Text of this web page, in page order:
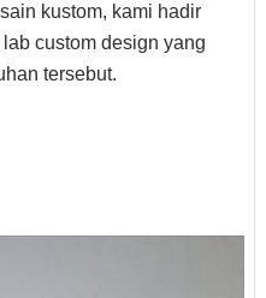
kustom, kami hadir
custom design yang
tersebut.